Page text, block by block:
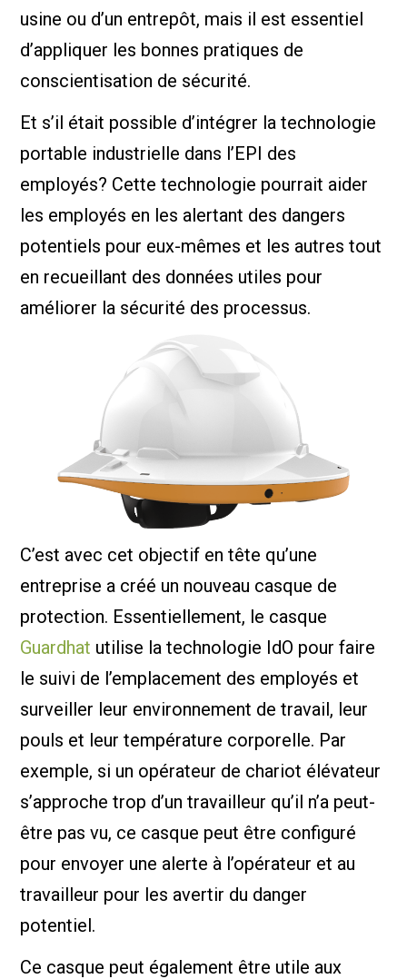
usine ou d’un entrepôt, mais il est essentiel
d’appliquer les bonnes pratiques de
conscientisation de sécurité.
Et s’il était possible d’intégrer la technologie
portable industrielle dans l’EPI des
employés? Cette technologie pourrait aider
les employés en les alertant des dangers
potentiels pour eux-mêmes et les autres tout
en recueillant des données utiles pour
améliorer la sécurité des processus.
C’est avec cet objectif en tête qu’une
entreprise a créé un nouveau casque de
protection. Essentiellement, le casque
Guardhat utilise la technologie IdO pour faire
le suivi de l’emplacement des employés et
surveiller leur environnement de travail, leur
pouls et leur température corporelle. Par
exemple, si un opérateur de chariot élévateur
s’approche trop d’un travailleur qu’il n’a peut-
être pas vu, ce casque peut être configuré
pour envoyer une alerte à l’opérateur et au
travailleur pour les avertir du danger
potentiel.
Ce casque peut également être utile aux